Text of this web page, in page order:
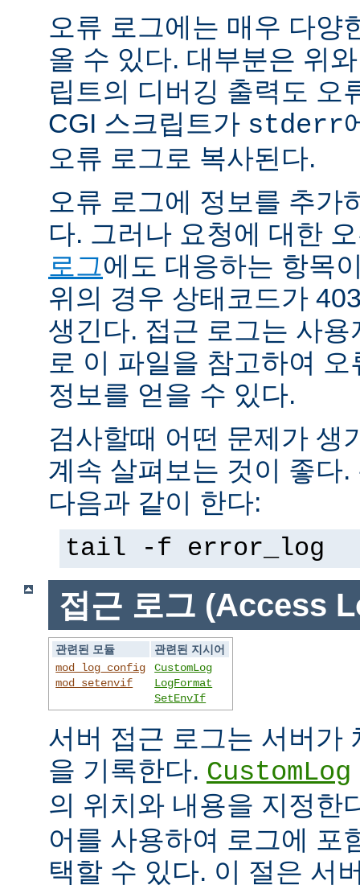
오류 로그에는 매우 다양
올 수 있다. 대부분은 위
립트의 디버깅 출력도 오
CGI 스크립트가 stderr
오류 로그로 복사된다.
오류 로그에 정보를 추가
다. 그러나 요청에 대한
로그에도 대응하는 항목
위의 경우 상태코드가
생긴다. 접근 로그는 사
로 이 파일을 참고하여
정보를 얻을 수 있다.
검사할때 어떤 문제가 생
계속 살펴보는 것이 좋다
다음과 같이 한다:
tail -f error_log
접근 로그 (Access
관련된 모듈
관련된 지시어
mod_log_config
mod_setenvif
CustomLog
LogFormat
SetEnvIf
서버 접근 로그는 서버가
을 기록한다. CustomLog
의 위치와 내용을 지정한
어를 사용하여 로그에 포
택할 수 있다. 이 절은 서